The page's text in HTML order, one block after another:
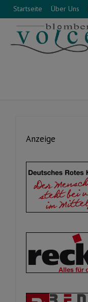
Startseite Über Uns
Anzeige